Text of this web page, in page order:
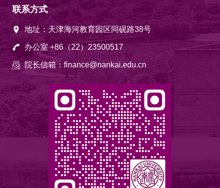
联系方式
地址：天津海河教育园区同砚路38号
办公室 +86（22）23500517
院长信箱：finance@nankai.edu.cn